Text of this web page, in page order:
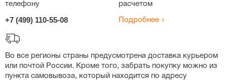
телефону
+7 (499) 110-55-08
расчетом
Подробнее
Во все регионы страны предусмотрена доставка курьером
или почтой России. Кроме того, забрать покупку можно из
пункта самовывоза, который находится по адресу